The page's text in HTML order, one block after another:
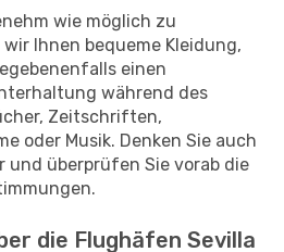
wie möglich zu
Ihnen bequeme Kleidung,
einen
während des
Zeitschriften,
oder Musik. Denken Sie auch
und überprüfen Sie vorab die
die Flughäfen Sevilla